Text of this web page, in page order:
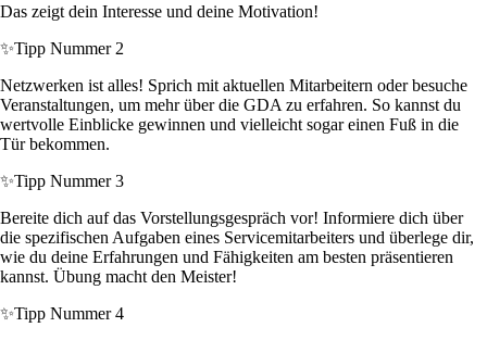
Das zeigt dein Interesse und deine Motivation!
✨Tipp Nummer 2
Netzwerken ist alles! Sprich mit aktuellen Mitarbeitern oder besuche
Veranstaltungen, um mehr über die GDA zu erfahren. So kannst du
wertvolle Einblicke gewinnen und vielleicht sogar einen Fuß in die
Tür bekommen.
✨Tipp Nummer 3
Bereite dich auf das Vorstellungsgespräch vor! Informiere dich über
die spezifischen Aufgaben eines Servicemitarbeiters und überlege dir,
wie du deine Erfahrungen und Fähigkeiten am besten präsentieren
kannst. Übung macht den Meister!
✨Tipp Nummer 4